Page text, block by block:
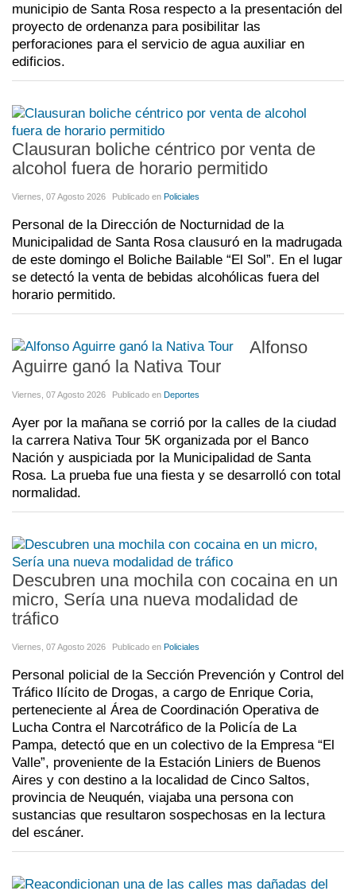
municipio de Santa Rosa respecto a la presentación del
proyecto de ordenanza para posibilitar las
perforaciones para el servicio de agua auxiliar en
edificios.
Clausuran boliche céntrico por venta de
alcohol fuera de horario permitido
Viernes, 07 Agosto 2026 Publicado en Policiales
Personal de la Dirección de Nocturnidad de la
Municipalidad de Santa Rosa clausuró en la madrugada
de este domingo el Boliche Bailable “El Sol”. En el lugar
se detectó la venta de bebidas alcohólicas fuera del
horario permitido.
Alfonso
Aguirre ganó la Nativa Tour
Viernes, 07 Agosto 2026 Publicado en Deportes
Ayer por la mañana se corrió por la calles de la ciudad
la carrera Nativa Tour 5K organizada por el Banco
Nación y auspiciada por la Municipalidad de Santa
Rosa. La prueba fue una fiesta y se desarrolló con total
normalidad.
Descubren una mochila con cocaina en un
micro, Sería una nueva modalidad de
tráfico
Viernes, 07 Agosto 2026 Publicado en Policiales
Personal policial de la Sección Prevención y Control del
Tráfico Ilícito de Drogas, a cargo de Enrique Coria,
perteneciente al Área de Coordinación Operativa de
Lucha Contra el Narcotráfico de la Policía de La
Pampa, detectó que en un colectivo de la Empresa “El
Valle”, proveniente de la Estación Liniers de Buenos
Aires y con destino a la localidad de Cinco Saltos,
provincia de Neuquén, viajaba una persona con
sustancias que resultaron sospechosas en la lectura
del escáner.